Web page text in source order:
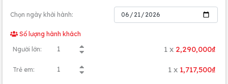
Chọn ngày khởi hành:
Số lượng hành khách
Người lớn:
1 x 2,290,000₫
Trẻ em: 1 x 1,717,500₫